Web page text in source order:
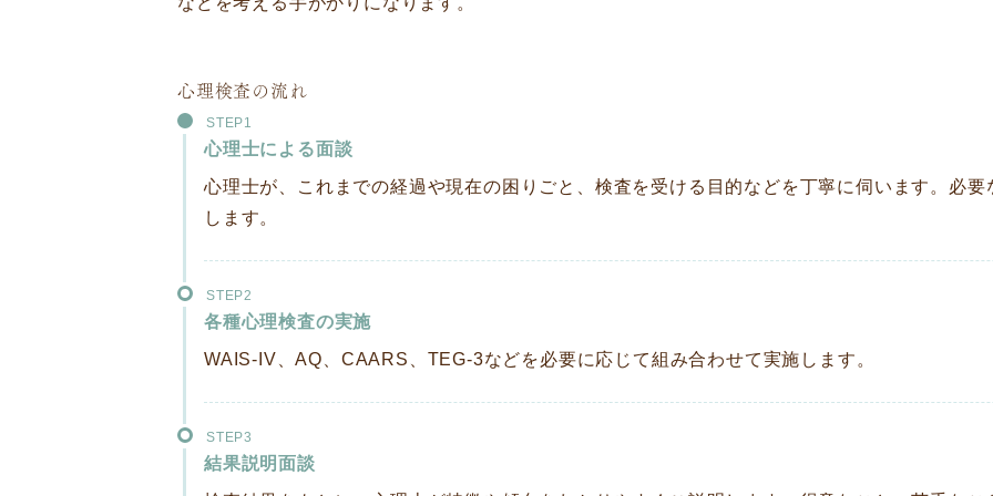
心理検査の流れ
STEP1
心理士による面談
心理士が、これまでの経過や現在の困りごと、検査を受ける目的などを丁寧に伺います。必
します。
STEP2
各種心理検査の実施
WAIS-IV、AQ、CAARS、TEG-3などを必要に応じて組み合わせて実施します。
STEP3
結果説明面談